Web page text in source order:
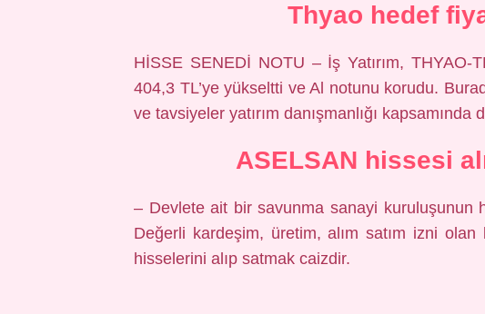
Thyao hedef
HİSSE SENEDİ NOTU – İş Yatırım, THYAO-
404,3 TL’ye yükseltti ve Al notunu korudu.
ve tavsiyeler yatırım danışmanlığı kapsamında
ASELSAN hissesi
– Devlete ait bir savunma sanayi kuruluşunun
Değerli kardeşim, üretim, alım satım izni
hisselerini alıp satmak caizdir.